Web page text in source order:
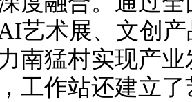
艺术展、文创
南猛村实现产
工作站还建立